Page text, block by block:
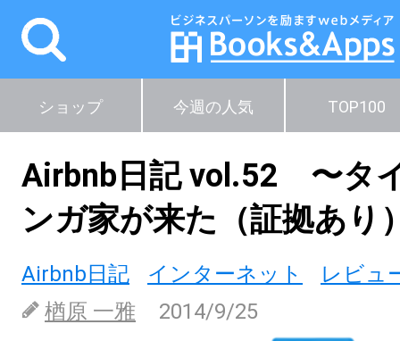
ショップ 今週の人気 TOP100
Airbnb日記 vol.52 〜タ
ンガ家が来た（証拠あり
Airbnb日記 インターネット
レビュ
楢原 一雅
2014/9/25